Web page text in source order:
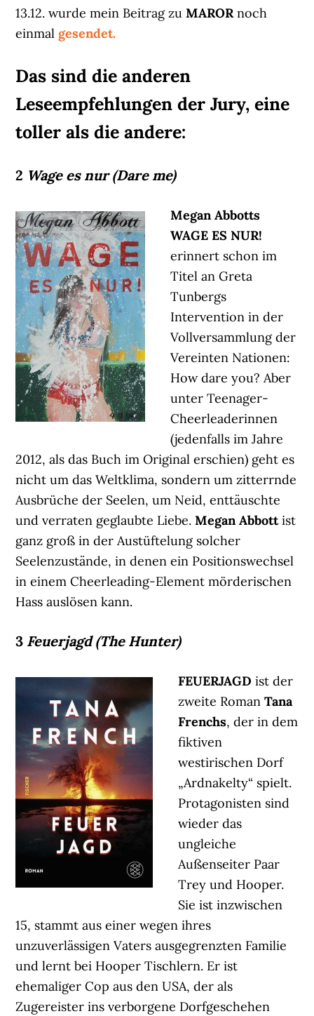
13.12. wurde mein Beitrag zuMARORnoch
einmal gesendet.
Das sind die anderen
Leseempfehlungen der Jury, eine
toller als die andere:
2 Wage es nur (Dare me)
Megan Abbotts
WAGE ES NUR!
erinnert schon im
Titel an Greta
Tunbergs
Intervention in der
Vollversammlung der
Vereinten Nationen:
How dare you? Aber
unter Teenager-
Cheerleaderinnen
(jedenfalls im Jahre
2012, als das Buch im Original erschien) geht es
nicht um das Weltklima, sondern um zitterrnde
Ausbrüche der Seelen, um Neid, enttäuschte
und verraten geglaubte Liebe.Megan Abbottist
ganz groß in der Austüftelung solcher
Seelenzustände, in denen ein Positionswechsel
in einem Cheerleading-Element mörderischen
Hass auslösen kann.
3 Feuerjagd (The Hunter)
FEUERJAGD ist der
zweite RomanTana
Frenchs, der in dem
fiktiven
westirischen Dorf
„Ardnakelty“ spielt.
Protagonisten sind
wieder das
ungleiche
Außenseiter Paar
Trey und Hooper.
Sie ist inzwischen
15, stammt aus einer wegen ihres
unzuverlässigen Vaters ausgegrenzten Familie
und lernt bei Hooper Tischlern. Er ist
ehemaliger Cop aus den USA, der als
Zugereister ins verborgene Dorfgeschehen